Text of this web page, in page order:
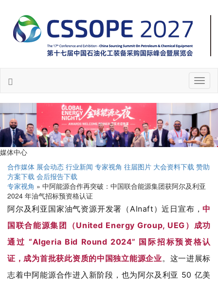
媒体中心
合作媒体 展会动态 行业新闻 专家视角 往届图片 大会资料下载 赞助
方案下载 会后报告下载
专家视角 » 中阿能源合作再突破：中国联合能源集团获阿尔及利亚
2024 年油气招标预资格认证
阿尔及利亚国家油气资源开发署（Alnaft）近日宣布，中
国联合能源集团（United Energy Group, UEG）成功
通过 “Algeria Bid Round 2024” 国际招标预资格认
证，成为首批获此资质的中国独立能源企业。这一进展标
志着中阿能源合作进入新阶段，也为阿尔及利亚 50 亿美